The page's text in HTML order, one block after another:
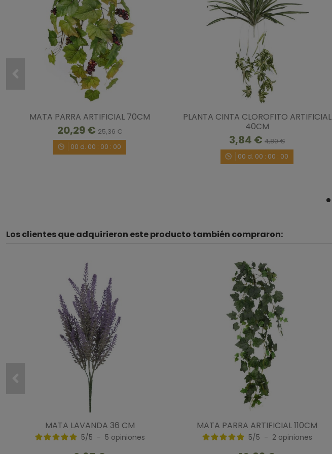
MATA PARRA ARTIFICIAL 70CM
20,29 € 25,36 €
00 d. 00 : 00 : 00
PLANTA CINTA CLOROFITO ARTIFICIAL
40CM
3,84 € 4,80 €
00 d. 00 : 00 : 00
Los clientes que adquirieron este producto también compraron:
MATA LAVANDA 36 CM
5/5 - 5 opiniones
MATA PARRA ARTIFICIAL 110CM
5/5 - 2 opiniones